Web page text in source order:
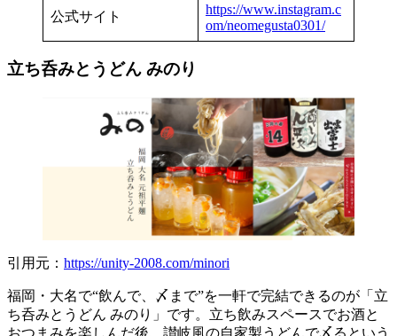
公式サイト
https://www.instagram.c
om/neomegusta0301/
立ち呑みとうどん みのり
引用元： https://unity-2008.com/minori
福岡・大名で“飲んで、〆まで”を一軒で完結できるのが「立
ち呑みとうどん みのり」です。立ち飲みスペースでお酒と